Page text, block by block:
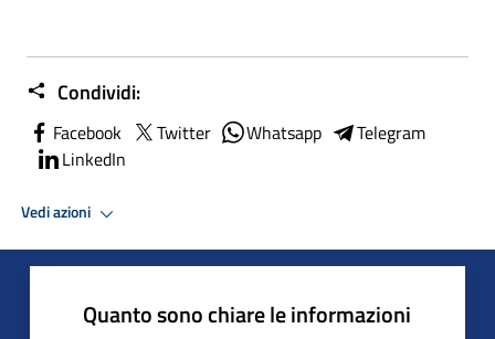
Condividi:
Facebook Twitter Whatsapp
Telegram
LinkedIn
Vedi azioni
Quanto sono chiare le informazioni